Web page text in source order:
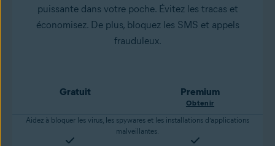
puissante dans votre poche. Évitez les tracas et
économisez. De plus, bloquez les SMS et appels
frauduleux.
Gratuit Premium
Obtenir
Aidez à bloquer les virus, les spywares et les installations d’applications
malveillantes.